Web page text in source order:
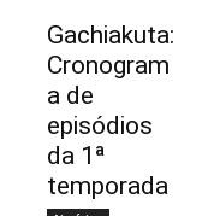
Gachiakuta:
Cronogram
a de
episódios
da 1ª
temporada